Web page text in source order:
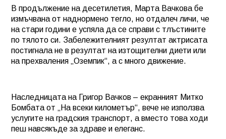
В продължение на десетилетия, Марта Вачкова бе
измъчвана от наднормено тегло, но отдалеч личи, че
на стари години е успяла да се справи с тлъстините
по тялото си. Забележителният резултат актрисата
постигнала не в резултат на изтощителни диети или
на прехваления „Оземпик“, а с много движение.
Наследницата на Григор Вачков – екранният Митко
Бомбата от „На всеки километър“, вече не използва
услугите на градския транспорт, а вместо това ходи
пеш навсякъде за здраве и елеганс.